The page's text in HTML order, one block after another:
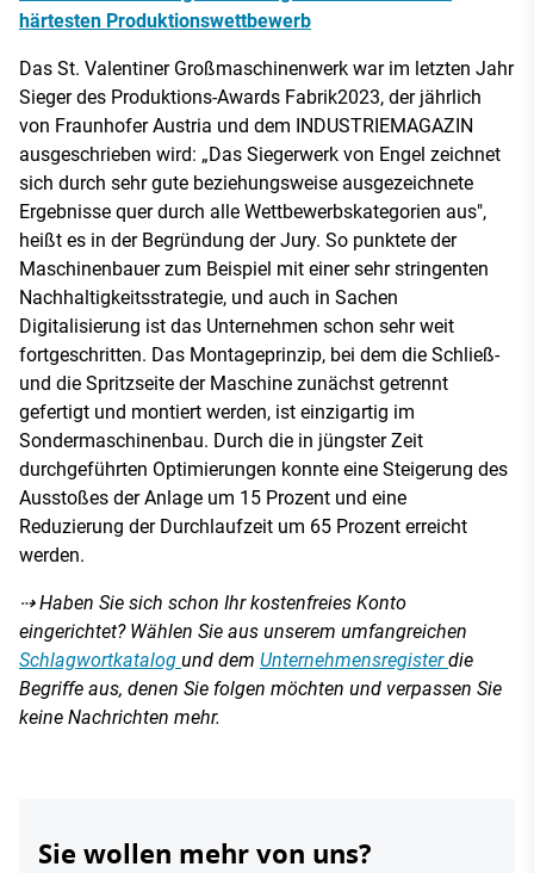
härtesten Produktionswettbewerb
Das St. Valentiner Großmaschinenwerk war im letzten Jahr
Sieger des Produktions-Awards Fabrik2023, der jährlich
von Fraunhofer Austria und dem INDUSTRIEMAGAZIN
ausgeschrieben wird: „Das Siegerwerk von Engel zeichnet
sich durch sehr gute beziehungsweise ausgezeichnete
Ergebnisse quer durch alle Wettbewerbskategorien aus",
heißt es in der Begründung der Jury. So punktete der
Maschinenbauer zum Beispiel mit einer sehr stringenten
Nachhaltigkeitsstrategie, und auch in Sachen
Digitalisierung ist das Unternehmen schon sehr weit
fortgeschritten. Das Montageprinzip, bei dem die Schließ-
und die Spritzseite der Maschine zunächst getrennt
gefertigt und montiert werden, ist einzigartig im
Sondermaschinenbau. Durch die in jüngster Zeit
durchgeführten Optimierungen konnte eine Steigerung des
Ausstoßes der Anlage um 15 Prozent und eine
Reduzierung der Durchlaufzeit um 65 Prozent erreicht
werden.
⇢ Haben Sie sich schon Ihr kostenfreies Konto
eingerichtet? Wählen Sie aus unserem umfangreichen
Schlagwortkatalog und dem Unternehmensregisterdie
Begriffe aus, denen Sie folgen möchten und verpassen Sie
keine Nachrichten mehr.
Sie wollen mehr von uns?